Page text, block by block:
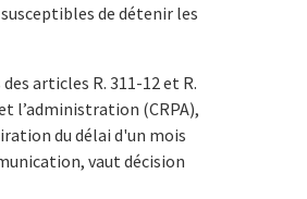
de détenir les
articles R. 311-12 et R.
l’administration (CRPA),
du délai d'un mois
vaut décision